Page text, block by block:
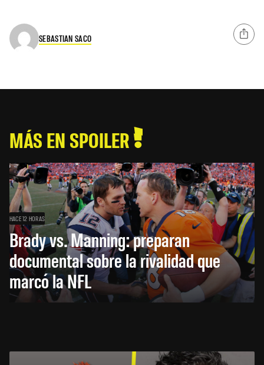
SEBASTIAN SACO
MÁS EN SPOILER
HACE 12 HORAS
Brady vs. Manning: preparan
documental sobre la rivalidad que
marcó la NFL